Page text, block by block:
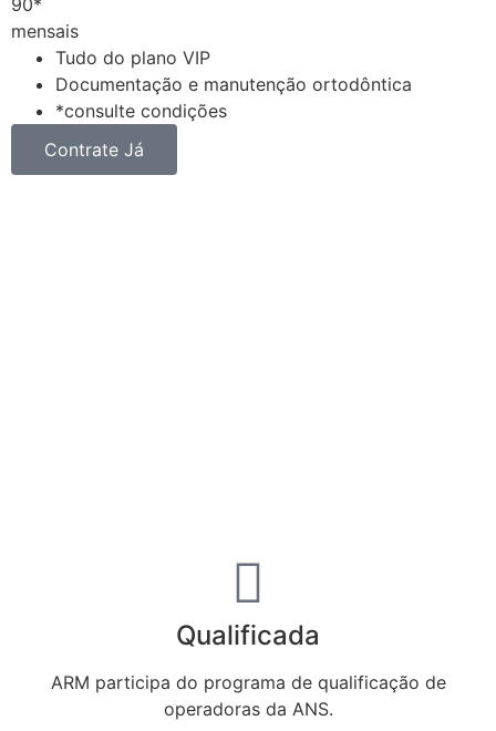
mensais
Tudo do plano VIP
Documentação e manutenção ortodôntica
*consulte condições
Contrate Já
Qualificada
ARM participa do programa de qualificação de
operadoras da ANS.